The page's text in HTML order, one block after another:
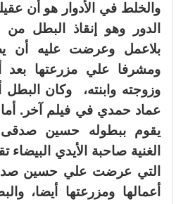
والخلط في الأدوار هو أن
الدور وهو إنقاذ البطل
بلاعمل وعرضت عليه أن
ومشرفا علي مزرعتها بعد
وزوجته وابنته، وكان
عماد حمدي في فيلم آخر. أما
يقوم ببطوله حسين صدقى
الغنية صاحبة الأيدي
التي عرضت علي حسين
أعمالها ومزرعتها أيضا،